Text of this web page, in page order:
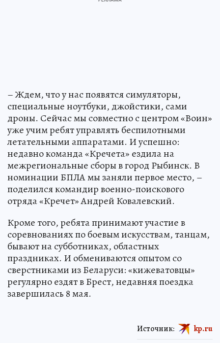
– Ждем, что у нас появятся симуляторы,
специальные ноутбуки, джойстики, сами
дроны. Сейчас мы совместно с центром «Воин»
уже учим ребят управлять беспилотными
летательными аппаратами. И успешно:
недавно команда «Кречета» ездила на
межрегиональные сборы в город Рыбинск. В
номинации БПЛА мы заняли первое место, –
поделился командир военно-поискового
отряда «Кречет» Андрей Ковалевский.
Кроме того, ребята принимают участие в
соревнованиях по боевым искусствам, танцам,
бывают на субботниках, областных
праздниках. И обмениваются опытом со
сверстниками из Беларуси: «кижеватовцы»
регулярно ездят в Брест, недавняя поездка
завершилась 8 мая.
Источник: kp.ru